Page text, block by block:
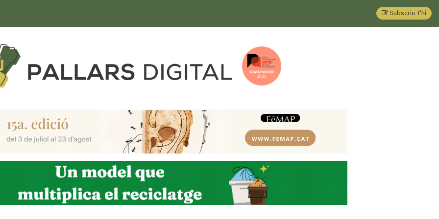
Subscriu-t'hi